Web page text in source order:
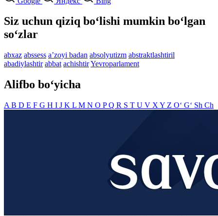
Siz uchun qiziq bo‘lishi mumkin bo‘lgan
so‘zlar
abxaz abssess aʼzoyi badan absolyutizm abstraktlashtiril
abadiylashtir abbat achishtirYevroparlament
Alifbo bo‘yicha
A B D E F G H I J K L M N O PQ R S T U V X Y Z O‘ G‘ Sh Ch